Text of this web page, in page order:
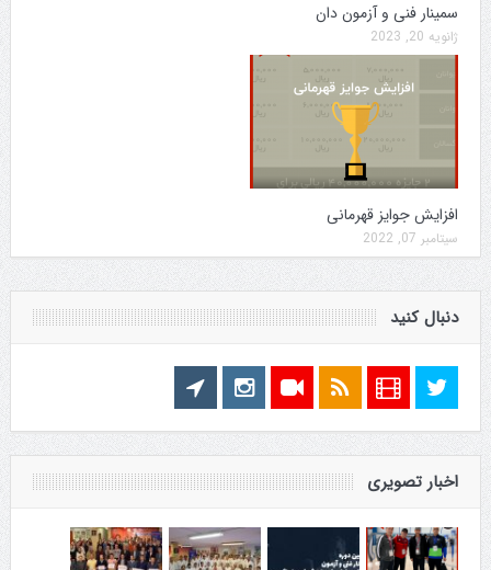
سمینار فنی و آزمون دان
ژانویه 20, 2023
افزایش جوایز قهرمانی
سپتامبر 07, 2022
دنبال کنید
اخبار تصویری